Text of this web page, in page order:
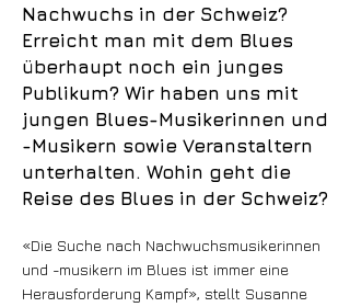
Nachwuchs in der Schweiz?
Erreicht man mit dem Blues
überhaupt noch ein junges
Publikum? Wir haben uns mit
jungen Blues-Musikerinnen und
-Musikern sowie Veranstaltern
unterhalten. Wohin geht die
Reise des Blues in der Schweiz?
«Die Suche nach Nachwuchsmusikerinnen
und -musikern im Blues ist immer eine
Herausforderung Kampf», stellt Susanne